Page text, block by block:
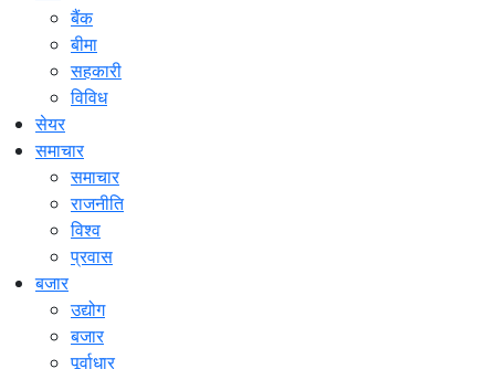
बैंक
बीमा
सहकारी
विविध
सेयर
समाचार
समाचार
राजनीति
विश्व
प्रवास
बजार
उद्योग
बजार
पूर्वाधार